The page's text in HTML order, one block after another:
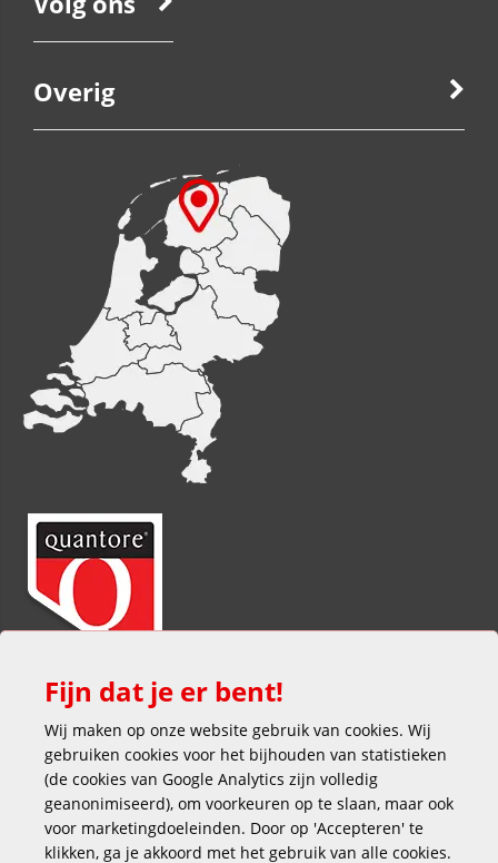
Overig
Veilig en gemakkelijk betalen
Fijn dat je er bent!
Wij maken op onze website gebruik van cookies. Wij
gebruiken cookies voor het bijhouden van statistieken
(de cookies van Google Analytics zijn volledig
geanonimiseerd), om voorkeuren op te slaan, maar ook
voor marketingdoeleinden. Door op 'Accepteren' te
klikken, ga je akkoord met het gebruik van alle cookies.